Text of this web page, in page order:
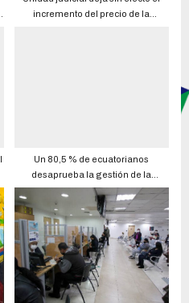
incremento del precio de la
Un 80,5 % de ecuatorianos
desaprueba la gestión de la
Asamblea Nacional, según
Cedatos